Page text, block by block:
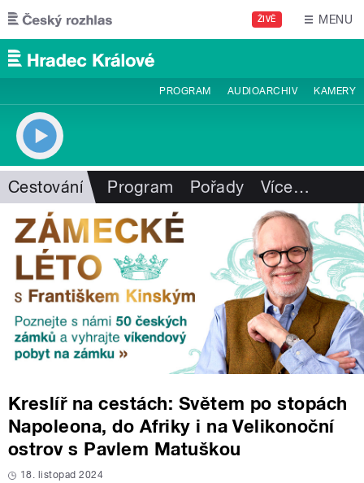
Přejít k hlavnímu obsahu
ŽIVĚ MENU
PROGRAM AUDIOARCHIV KAMERY
Cestování Program Pořady Více…
Kreslíř na cestách: Světem po stopách
Napoleona, do Afriky i na Velikonoční
ostrov s Pavlem Matuškou
18. listopad 2024